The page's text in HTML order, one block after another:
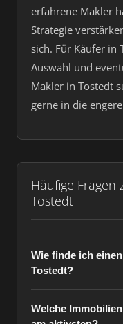
erfahrene Makler
Strategie
sich. Für Käufer in
Auswahl und
Makler in Tostedt
gerne in die
Häufige
Tostedt
Wie finde ich
Tostedt?
Welche